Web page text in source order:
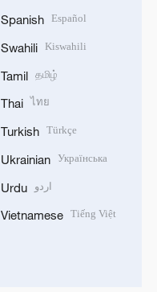
Spanish Español
Swahili Kiswahili
Tamil தமிழ்
Thai ไทย
Turkish Türkçe
Ukrainian Українська
Urdu اردو
Vietnamese Tiếng Việt